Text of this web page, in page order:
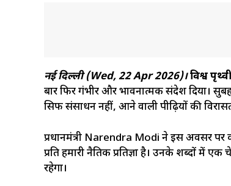
नई दिल्ली (Wed, 22 Apr 2026)।विश्व
बार फिर गंभीर और भावनात्मक संदेश दिया।
सिर्फ संसाधन नहीं, आने वाली पीढ़ियों की
प्रधानमंत्री Narendra Modi ने इस अवसर पर
प्रति हमारी नैतिक प्रतिज्ञा है। उनके शब्दों
रहेगा।